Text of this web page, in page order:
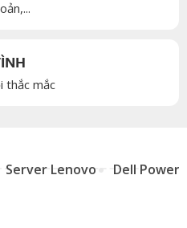
thắc mắc
Server Lenovo Dell